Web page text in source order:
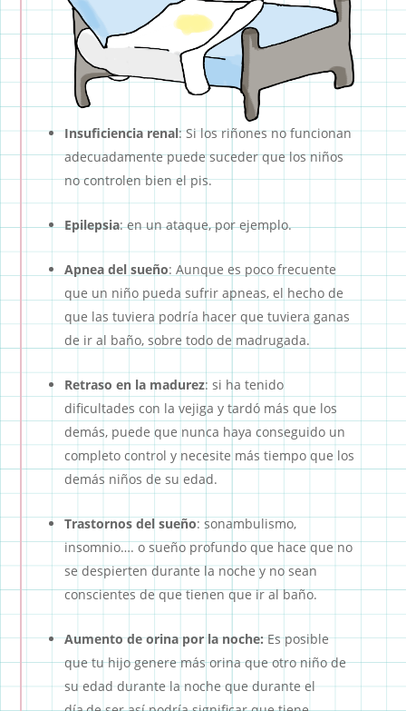
Insuficiencia renal: Si los riñones no funcionan
adecuadamente puede suceder que los niños
no controlen bien el pis.
Epilepsia: en un ataque, por ejemplo.
Apnea del sueño: Aunque es poco frecuente
que un niño pueda sufrir apneas, el hecho de
que las tuviera podría hacer que tuviera ganas
de ir al baño, sobre todo de madrugada.
Retraso en la madurez: si ha tenido
dificultades con la vejiga y tardó más que los
demás, puede que nunca haya conseguido un
completo control y necesite más tiempo que los
demás niños de su edad.
Trastornos del sueño: sonambulismo,
insomnio…. o sueño profundo que hace que no
se despierten durante la noche y no sean
conscientes de que tienen que ir al baño.
Aumento de orina por la noche:Es posible
que tu hijo genere más orina que otro niño de
su edad durante la noche que durante el